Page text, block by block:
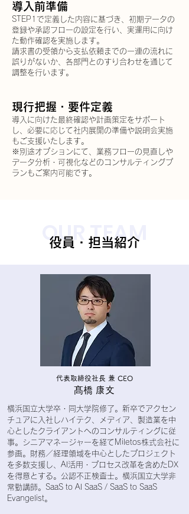
導入前準備
STEP1で定義した内容に基づき、初期データの
登録や承認フローの設定を行い、実運用に向け
た動作確認を実施します。
請求書の受領から支払依頼までの一連の流れに
誤りがないか、各部門とのすり合わせを通じて
調整を行います。
現行把握・要件定義
導入に向けた最終確認や計画策定をサポート
し、必要に応じて社内展開の準備や説明会実施
もご支援いたします。
※別途オプションにて、業務フローの見直しや
データ分析・可視化などのコンサルティングプ
ランもご案内可能です。
OUR TEAM
役員・担当紹介
代表取締役社長 兼 CEO
髙橋 康文
横浜国立大学卒・同大学院修了。新卒でアクセン
チュアに入社しハイテク、メディア、製造業を中
心としたクライアントへのコンサルティングに従
事。シニアマネージャーを経てMiletos株式会社に
参画。財務／経理領域を中心としたプロジェクト
を多数支援し、AI活用・プロセス改革を含めたDX
を得意とする。公認不正検査士。横浜国立大学非
常勤講師。SaaS to AI SaaS / SaaS to SaaS
Evangelist。